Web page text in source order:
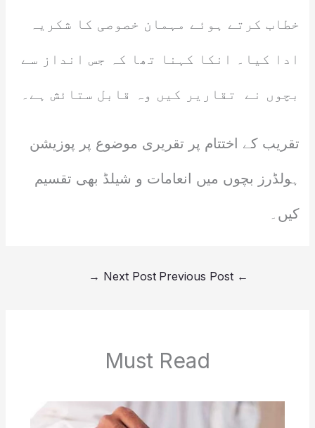
خطاب کرتے ہوئے مہمان خصوصی کا شکریہ
ادا کیا۔ انکا کہنا تھا کہ جس انداز سے
بچوں نے تقاریر کیں وہ قابل ستائش ہے۔
تقریب کے اختتام پر تقریری موضوع پر پوزیشن
ہولڈرز بچوں میں انعامات و شیلڈ بھی تقسیم
کیں۔
←
Next Post
→
Must Read